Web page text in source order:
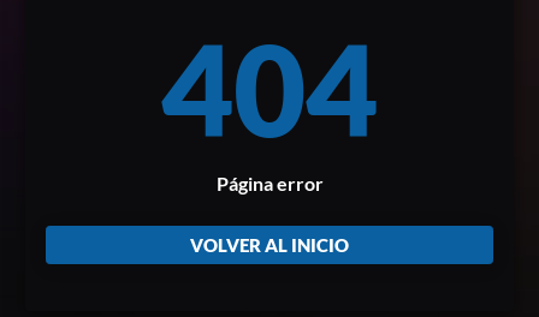
404
Página error
VOLVER AL INICIO